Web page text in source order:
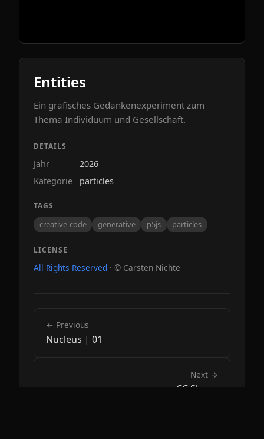
Entities
Ein grafisches Gedankenexperiment zum
Thema Individuum und Gesellschaft.
DETAILS
Jahr
2026
Kategorie
particles
TAGS
creative-code generative p5js particles
LICENSE
All Rights Reserved · © Carsten Nichte
← Previous
Nucleus | 01
Next →
CC Shape